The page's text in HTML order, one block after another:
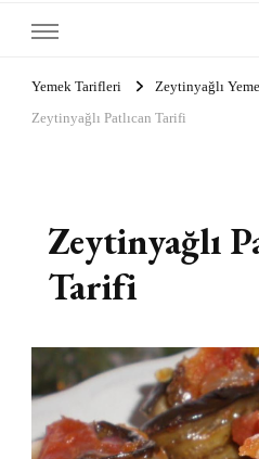
Yemek Tarifleri
Zeytinyağlı
Zeytinyağlı Patlıcan Tarifi
Zeytinyağlı
Tarifi